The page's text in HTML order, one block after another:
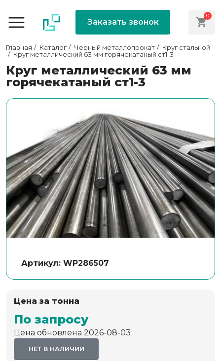
Заказать звонок
0
Главная Каталог Черный металлопрокат
Круг стальной
Круг металлический 63 мм горячекатаный ст1-3
Круг металлический 63 мм
горячекатаный ст1-3
Артикул: WP286507
Цена за тонна
По запросу
Цена обновлена 2026-08-03
НЕТ В НАЛИЧИИ